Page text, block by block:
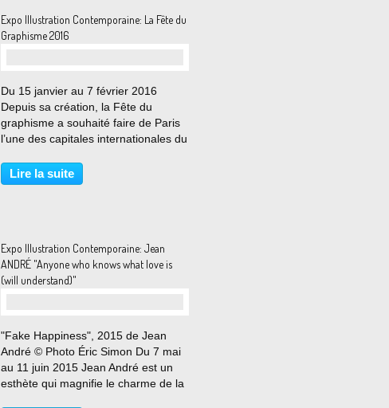
Expo Illustration Contemporaine: La Fête du
Graphisme 2016
Du 15 janvier au 7 février 2016
Depuis sa création, la Fête du
graphisme a souhaité faire de Paris
l’une des capitales internationales du
le comité d’organisation et le comité
artistique ont initié et conçu la
Lire la suite
Expo Illustration Contemporaine: Jean
ANDRÉ "Anyone who knows what love is
(will understand)"
"Fake Happiness", 2015 de Jean
André © Photo Éric Simon Du 7 mai
au 11 juin 2015 Jean André est un
esthète qui magnifie le charme de la